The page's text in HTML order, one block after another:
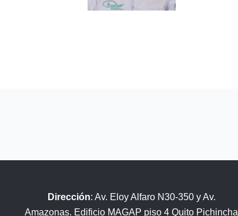
Dirección: Av. Eloy Alfaro N30-350 y Av.
Amazonas. Edificio MAGAP piso 4 Quito Pichincha